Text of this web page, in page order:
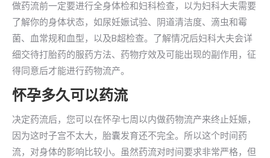
做药流前一定要进行全身体检和妇科检查，以为妇科大夫需要
了解你的身体状态，如尿妊娠试验、阴道清洁度、滴虫和霉
菌、血常规和血型，以及B超检查。了解情况后妇科大夫会详
细交待打胎药的服药方法、药物疗效及可能出现的副作用，征
得同意后才能进行药物流产。
怀孕多久可以药流
决定药流后，您可以在怀孕七周以内做药物流产来终止妊娠，
因为这时子宫不太大，胎囊发育还不完全。所以这个时间药
流，对身体的影响比较小。虽然药流对时间要求非常严格，但